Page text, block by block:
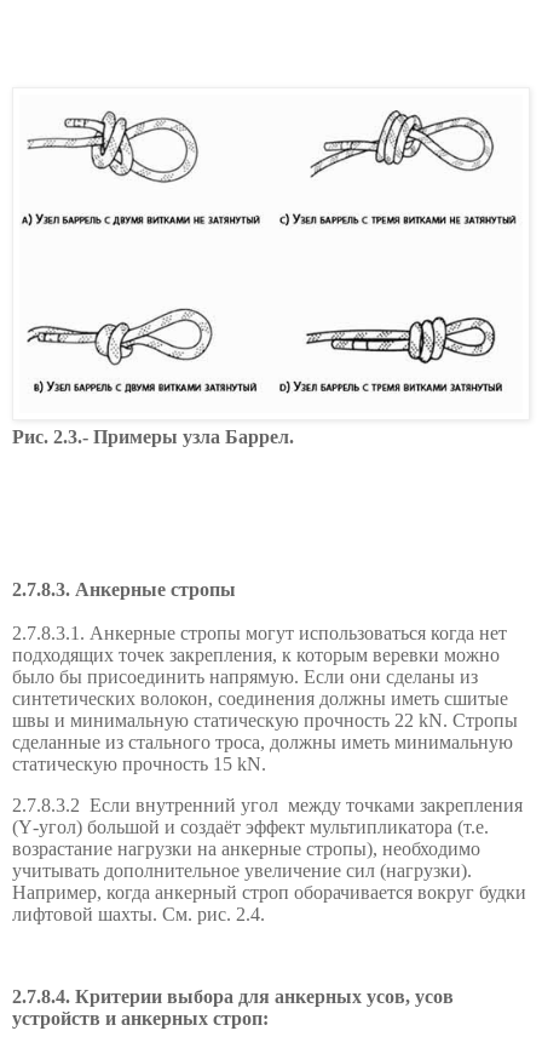
Рис. 2.3.- Примеры узла Баррел.
2.7.8.3. Анкерные стропы
2.7.8.3.1. Анкерные стропы могут использоваться когда нет
подходящих точек закрепления, к которым веревки можно
было бы присоединить напрямую. Если они сделаны из
синтетических волокон, соединения должны иметь сшитые
швы и минимальную статическую прочность 22 kN. Стропы
сделанные из стального троса, должны иметь минимальную
статическую прочность 15 kN.
2.7.8.3.2 Если внутренний угол между точками закрепления
(Y-угол) большой и создаёт эффект мультипликатора (т.е.
возрастание нагрузки на анкерные стропы), необходимо
учитывать дополнительное увеличение сил (нагрузки).
Например, когда анкерный строп оборачивается вокруг будки
лифтовой шахты. См. рис. 2.4.
2.7.8.4. Критерии выбора для анкерных усов, усов
устройств и анкерных строп: